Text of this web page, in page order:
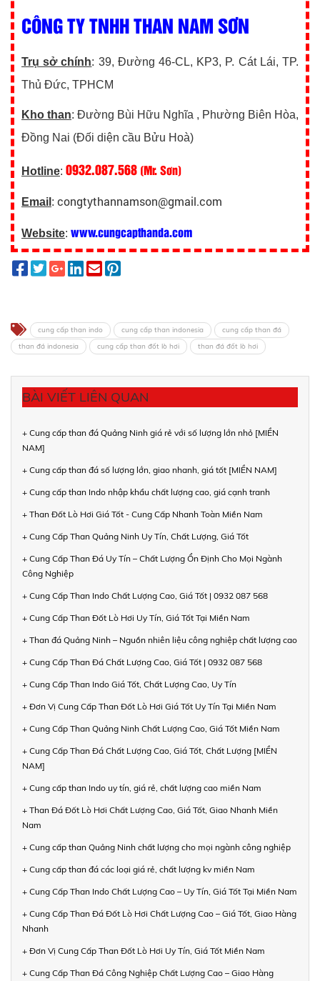
CÔNG TY TNHH THAN NAM SƠN
Trụ sở chính: 39, Đường 46-CL, KP3, P. Cát Lái, TP.
Thủ Đức, TPHCM
Kho than: Đường Bùi Hữu Nghĩa , Phường Biên Hòa,
Đồng Nai (Đối diện cầu Bửu Hoà)
Hotline: 0932.087.568 (Mr. Sơn)
Email : congtythannamson@gmail.com
Website: www.cungcapthanda.com
cung cấp than indo cung cấp than indonesia
cung cấp than đá
than đá indonesia
cung cấp than đốt lò hơi than đá đốt lò hơi
BÀI VIẾT LIÊN QUAN
+ Cung cấp than đá Quảng Ninh giá rẻ với số lượng lớn nhỏ [MIỀN
NAM]
+ Cung cấp than đá số lượng lớn, giao nhanh, giá tốt [MIỀN NAM]
+ Cung cấp than Indo nhập khẩu chất lượng cao, giá cạnh tranh
+ Than Đốt Lò Hơi Giá Tốt - Cung Cấp Nhanh Toàn Miền Nam
+ Cung Cấp Than Quảng Ninh Uy Tín, Chất Lượng, Giá Tốt
+ Cung Cấp Than Đá Uy Tín – Chất Lượng Ổn Định Cho Mọi Ngành
Công Nghiệp
+ Cung Cấp Than Indo Chất Lượng Cao, Giá Tốt | 0932 087 568
+ Cung Cấp Than Đốt Lò Hơi Uy Tín, Giá Tốt Tại Miền Nam
+ Than đá Quảng Ninh – Nguồn nhiên liệu công nghiệp chất lượng cao
+ Cung Cấp Than Đá Chất Lượng Cao, Giá Tốt | 0932 087 568
+ Cung Cấp Than Indo Giá Tốt, Chất Lượng Cao, Uy Tín
+ Đơn Vị Cung Cấp Than Đốt Lò Hơi Giá Tốt Uy Tín Tại Miền Nam
+ Cung Cấp Than Quảng Ninh Chất Lượng Cao, Giá Tốt Miền Nam
+ Cung Cấp Than Đá Chất Lượng Cao, Giá Tốt, Chất Lượng [MIỀN
NAM]
+ Cung cấp than Indo uy tín, giá rẻ, chất lượng cao miền Nam
+ Than Đá Đốt Lò Hơi Chất Lượng Cao, Giá Tốt, Giao Nhanh Miền
Nam
+ Cung cấp than Quảng Ninh chất lượng cho mọi ngành công nghiệp
+ Cung cấp than đá các loại giá rẻ, chất lượng kv miền Nam
+ Cung Cấp Than Indo Chất Lượng Cao – Uy Tín, Giá Tốt Tại Miền Nam
+ Cung Cấp Than Đá Đốt Lò Hơi Chất Lượng Cao – Giá Tốt, Giao Hàng
Nhanh
+ Đơn Vị Cung Cấp Than Đốt Lò Hơi Uy Tín, Giá Tốt Miền Nam
+ Cung Cấp Than Đá Công Nghiệp Chất Lượng Cao – Giao Hàng